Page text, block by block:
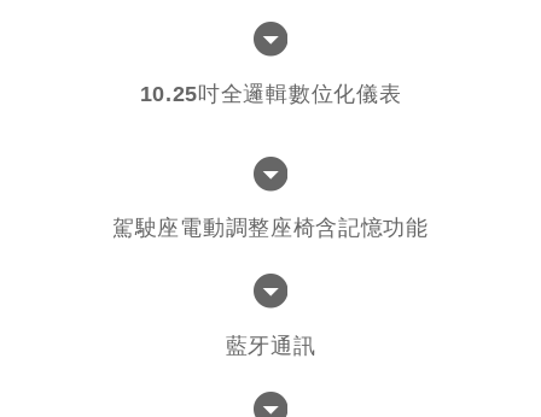
10.25吋全邏輯數位化儀表
駕駛座電動調整座椅含記憶功能
藍牙通訊